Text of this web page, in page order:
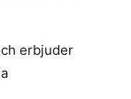
erbjuder